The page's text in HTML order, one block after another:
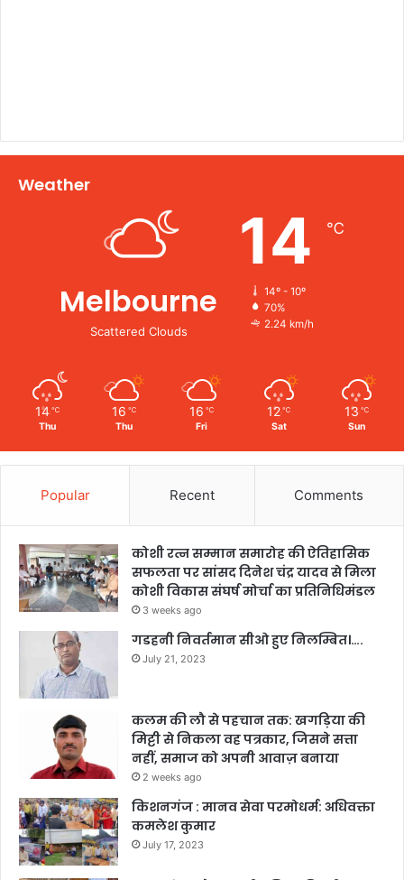
Weather
Melbourne
Scattered Clouds
14 ℃
14º - 10º
70%
2.24 km/h
14 ℃
Thu
16 ℃
Thu
16 ℃
Fri
12 ℃
Sat
13 ℃
Sun
Popular Recent Comments
कोशी रत्न सम्मान समारोह की ऐतिहासिक
सफलता पर सांसद दिनेश चंद्र यादव से मिला
कोशी विकास संघर्ष मोर्चा का प्रतिनिधिमंडल
3 weeks ago
गडहनी निवर्तमान सीओ हुए निलम्बित।….
July 21, 2023
कलम की लौ से पहचान तक: खगड़िया की
मिट्टी से निकला वह पत्रकार, जिसने सत्ता
नहीं, समाज को अपनी आवाज़ बनाया
2 weeks ago
किशनगंज : मानव सेवा परमोधर्म: अधिवक्ता
कमलेश कुमार
July 17, 2023